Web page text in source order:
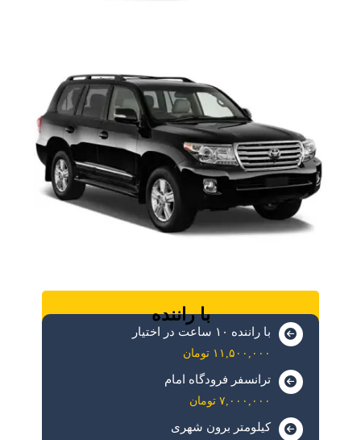
با راننده
با راننده ۱۰ ساعت در اختیار
۱۱,۵۰۰,۰۰۰ تومان
ترانسفر فرودگاه امام
۷,۰۰۰,۰۰۰ تومان
کیلومتر برون شهری